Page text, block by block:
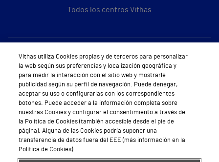
Todos los centros Vithas
Sobre Vithas
Quiénes somos
Trabajar en Vithas
Teléfono Cita Médica
Teléfono Atención al Cliente
Política de seguridad y salud en el trabajo
Vithas utiliza Cookies propias y de terceros para personalizar
la web según sus preferencias y localización geográfica y
para medir la interacción con el sitio web y mostrarle
publicidad según su perfil de navegación. Puede denegar,
aceptar su uso o configurarlas con los correspondientes
botones. Puede acceder a la información completa sobre
nuestras Cookies y configurar el consentimiento a través de
la Política de Cookies (también accesible desde el pie de
página). Alguna de las Cookies podría suponer una
transferencia de datos fuera del EEE (más información en la
Política de Cookies).